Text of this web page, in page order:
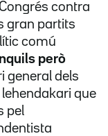
contra
gran partits
comú
però
general dels
que
pel